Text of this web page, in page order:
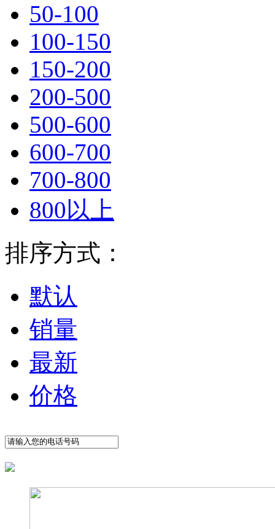
50-100
100-150
150-200
200-500
500-600
600-700
700-800
800以上
排序方式：
默认
销量
最新
价格